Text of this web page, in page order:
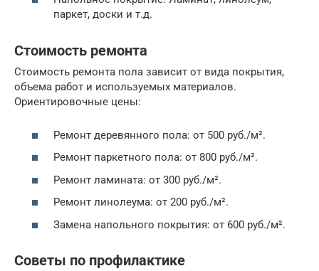
паркет, доски и т.д.
Стоимость ремонта
Стоимость ремонта пола зависит от вида покрытия,
объема работ и используемых материалов.
Ориентировочные цены:
Ремонт деревянного пола: от 500 руб./м².
Ремонт паркетного пола: от 800 руб./м².
Ремонт ламината: от 300 руб./м².
Ремонт линолеума: от 200 руб./м².
Замена напольного покрытия: от 600 руб./м².
Советы по профилактике